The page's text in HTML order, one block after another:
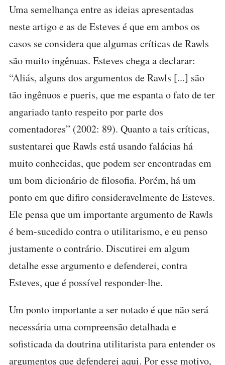
Uma semelhança entre as ideias apresentadas
neste artigo e as de Esteves é que em ambos os
casos se considera que algumas críticas de Rawls
são muito ingênuas. Esteves chega a declarar:
“Aliás, alguns dos argumentos de Rawls [...] são
tão ingênuos e pueris, que me espanta o fato de ter
angariado tanto respeito por parte dos
comentadores” (2002: 89). Quanto a tais críticas,
sustentarei que Rawls está usando falácias há
muito conhecidas, que podem ser encontradas em
um bom dicionário de filosofia. Porém, há um
ponto em que difiro consideravelmente de Esteves.
Ele pensa que um importante argumento de Rawls
é bem-sucedido contra o utilitarismo, e eu penso
justamente o contrário. Discutirei em algum
detalhe esse argumento e defenderei, contra
Esteves, que é possível responder-lhe.
Um ponto importante a ser notado é que não será
necessária uma compreensão detalhada e
sofisticada da doutrina utilitarista para entender os
argumentos que defenderei aqui. Por esse motivo,